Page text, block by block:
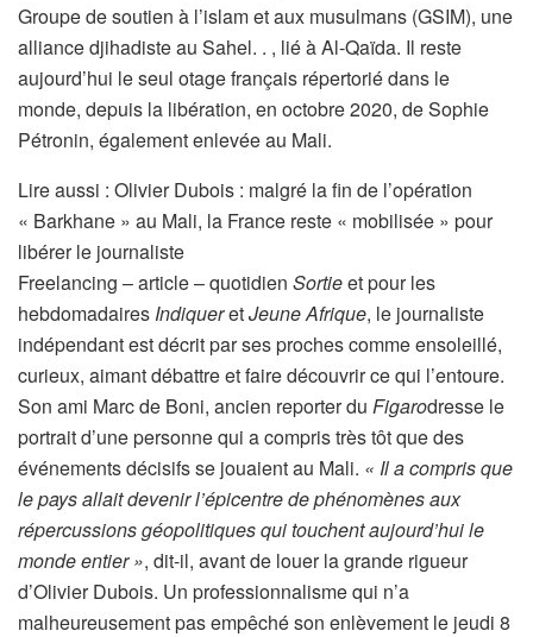
Groupe de soutien à l’islam et aux musulmans (GSIM), une
alliance djihadiste au Sahel. . , lié à Al-Qaïda. Il reste
aujourd’hui le seul otage français répertorié dans le
monde, depuis la libération, en octobre 2020, de Sophie
Pétronin, également enlevée au Mali.
Lire aussi : Olivier Dubois : malgré la fin de l’opération
« Barkhane » au Mali, la France reste « mobilisée » pour
libérer le journaliste
Freelancing – article – quotidien Sortieet pour les
hebdomadaires IndiqueretJeune Afrique, le journaliste
indépendant est décrit par ses proches comme ensoleillé,
curieux, aimant débattre et faire découvrir ce qui l’entoure.
Son ami Marc de Boni, ancien reporter du Figarodresse le
portrait d’une personne qui a compris très tôt que des
événements décisifs se jouaient au Mali. « Il a compris que
le pays allait devenir l’épicentre de phénomènes aux
répercussions géopolitiques qui touchent aujourd’hui le
monde entier », dit-il, avant de louer la grande rigueur
d’Olivier Dubois. Un professionnalisme qui n’a
malheureusement pas empêché son enlèvement le jeudi 8